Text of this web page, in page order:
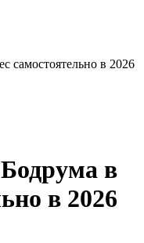
самостоятельно в 2026
в
в 2026